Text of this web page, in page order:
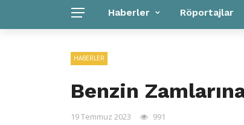
Haberler Röportajlar
HABERLER
Benzin
19 Temmuz 2023 991